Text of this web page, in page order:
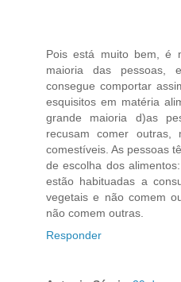
Pois está muito bem, é
maioria das pessoas,
consegue comportar
esquisitos em matéria
grande maioria d)as
recusam comer outras,
comestíveis. As pessoas
de escolha dos
estão habituadas a
vegetais e não comem
não comem outras.
Responder